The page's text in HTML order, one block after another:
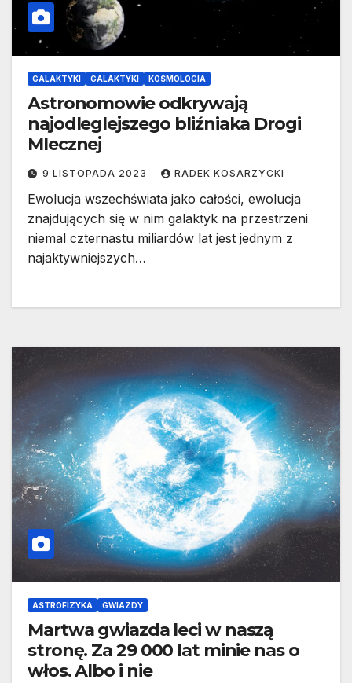
GALAKTYKI GALAKTYKI KOSMOLOGIA
Astronomowie odkrywają
najodleglejszego bliźniaka Drogi
Mlecznej
9 LISTOPADA 2023 RADEK KOSARZYCKI
Ewolucja wszechświata jako całości, ewolucja
znajdujących się w nim galaktyk na przestrzeni
niemal czternastu miliardów lat jest jednym z
najaktywniejszych…
ASTROFIZYKA GWIAZDY
Martwa gwiazda leci w naszą
stronę. Za 29 000 lat minie nas o
włos. Albo i nie